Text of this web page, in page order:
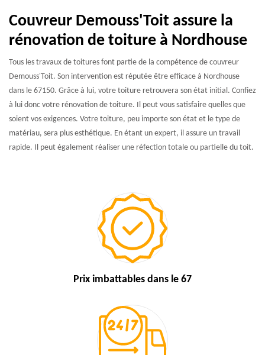
Couvreur Demouss'Toit assure la
rénovation de toiture à Nordhouse
Tous les travaux de toitures font partie de la compétence de couvreur
Demouss'Toit. Son intervention est réputée être efficace à Nordhouse
dans le 67150. Grâce à lui, votre toiture retrouvera son état initial. Confiez
à lui donc votre rénovation de toiture. Il peut vous satisfaire quelles que
soient vos exigences. Votre toiture, peu importe son état et le type de
matériau, sera plus esthétique. En étant un expert, il assure un travail
rapide. Il peut également réaliser une réfection totale ou partielle du toit.
Prix imbattables dans le 67